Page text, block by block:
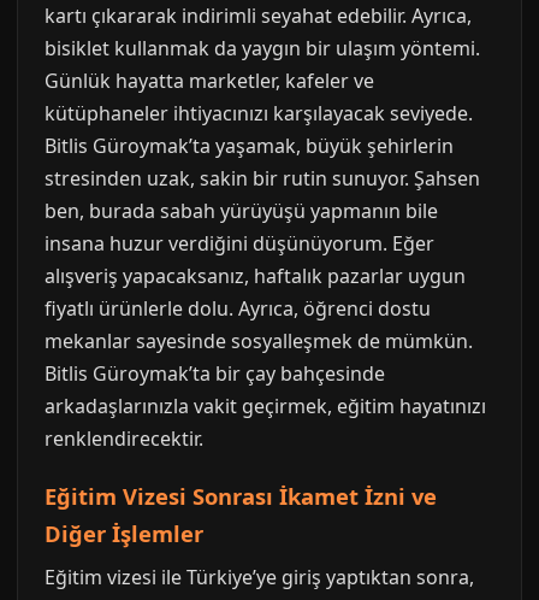
kartı çıkararak indirimli seyahat edebilir. Ayrıca,
bisiklet kullanmak da yaygın bir ulaşım yöntemi.
Günlük hayatta marketler, kafeler ve
kütüphaneler ihtiyacınızı karşılayacak seviyede.
Bitlis Güroymak’ta yaşamak, büyük şehirlerin
stresinden uzak, sakin bir rutin sunuyor. Şahsen
ben, burada sabah yürüyüşü yapmanın bile
insana huzur verdiğini düşünüyorum. Eğer
alışveriş yapacaksanız, haftalık pazarlar uygun
fiyatlı ürünlerle dolu. Ayrıca, öğrenci dostu
mekanlar sayesinde sosyalleşmek de mümkün.
Bitlis Güroymak’ta bir çay bahçesinde
arkadaşlarınızla vakit geçirmek, eğitim hayatınızı
renklendirecektir.
Eğitim Vizesi Sonrası İkamet İzni ve
Diğer İşlemler
Eğitim vizesi ile Türkiye’ye giriş yaptıktan sonra,